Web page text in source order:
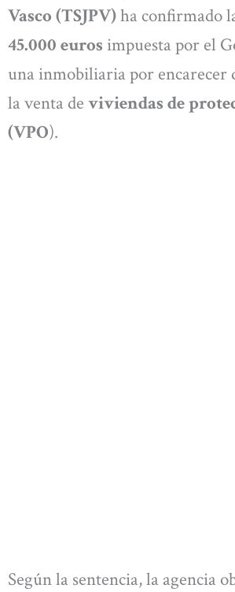
Vasco (TSJPV)ha confirmado
45.000 euros impuesta por el
una inmobiliaria por encarecer
la venta de viviendas de
(VPO).
Según la sentencia, la agencia